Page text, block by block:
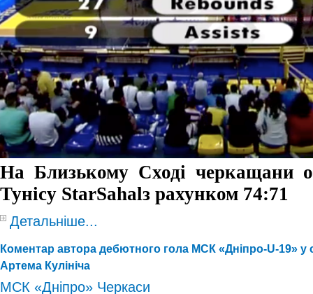
На Близькому Сході черкащани
Тунісу StarSahalз рахунком 74:71
Детальніше...
Коментар автора дебютного гола МСК «Дніпро-U-19» у
Артема Кулініча
МСК «Дніпро» Черкаси